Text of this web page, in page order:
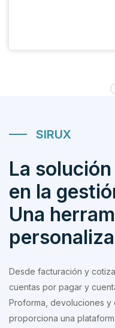
SIRUX
La
en la
Una
Desde facturación y
cuentas por pagar y
Proforma, devoluciones y
proporciona una